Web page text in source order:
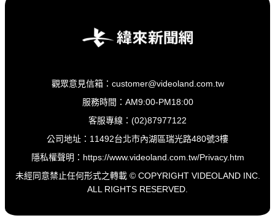
觀眾意見信箱：customer@videoland.com.tw
服務時間：AM9:00-PM18:00
客服專線：(02)87977122
公司地址：11492台北市內湖區瑞光路480號3樓
隱私權聲明： https://www.videoland.com.tw/Privacy.htm
未經同意禁止任何形式之轉載 © COPYRIGHT VIDEOLAND INC.
ALL RIGHTS RESERVED.